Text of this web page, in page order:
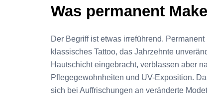
Was permanent
Der Begriff ist etwas irreführend.
klassisches Tattoo, das Jahrzehnte
Hautschicht eingebracht, verblassen aber
Pflegegewohnheiten und UV-Exposition.
sich bei Auffrischungen an veränderte